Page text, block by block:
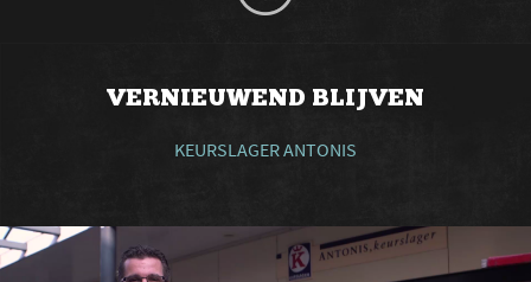
VERNIEUWEND BLIJVEN
KEURSLAGER ANTONIS